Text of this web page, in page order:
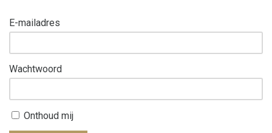
E-mailadres
Wachtwoord
Onthoud mij